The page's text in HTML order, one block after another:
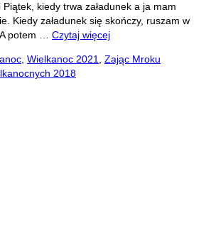
kiedy trwa załadunek a ja mam
Kiedy załadunek się skończy, ruszam w
potem … Czytaj więcej
, Wielkanoc 2021, Zając Mroku